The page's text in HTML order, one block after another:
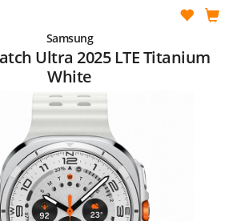
Samsung
Ultra 2025 LTE Titanium
White